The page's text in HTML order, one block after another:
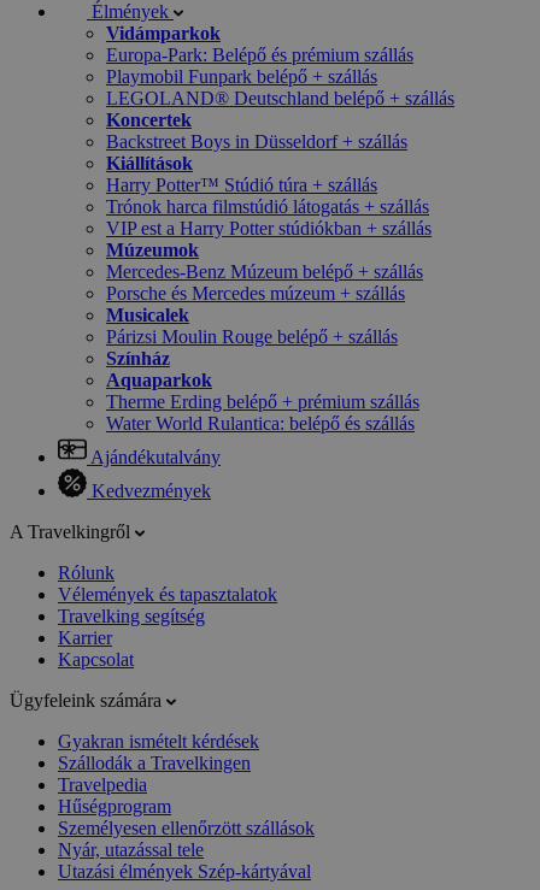
Élmények
Vidámparkok
Europa-Park: Belépő és prémium szállás
Playmobil Funpark belépő + szállás
LEGOLAND® Deutschland belépő + szállás
Koncertek
Backstreet Boys in Düsseldorf + szállás
Kiállítások
Harry Potter™ Stúdió túra + szállás
Trónok harca filmstúdió látogatás + szállás
VIP est a Harry Potter stúdiókban + szállás
Múzeumok
Mercedes-Benz Múzeum belépő + szállás
Porsche és Mercedes múzeum + szállás
Musicalek
Párizsi Moulin Rouge belépő + szállás
Színház
Aquaparkok
Therme Erding belépő + prémium szállás
Water World Rulantica: belépő és szállás
Ajándékutalvány
Kedvezmények
A Travelkingről
Rólunk
Vélemények és tapasztalatok
Travelking segítség
Karrier
Kapcsolat
Ügyfeleink számára
Gyakran ismételt kérdések
Szállodák a Travelkingen
Travelpedia
Hűségprogram
Személyesen ellenőrzött szállások
Nyár, utazással tele
Utazási élmények Szép-kártyával